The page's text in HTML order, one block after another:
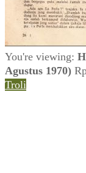
You're viewing:
Agustus 1970)
Troli